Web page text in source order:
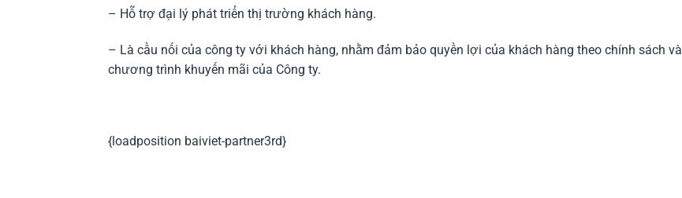
– Hỗ trợ đại lý phát triển thị trường khách hàng.
– Là cầu nối của công ty với khách hàng, nhằm đảm bảo quyền lợi của khách hàng theo chính sách và
chương trình khuyến mãi của Công ty.
{loadposition baiviet-partner3rd}